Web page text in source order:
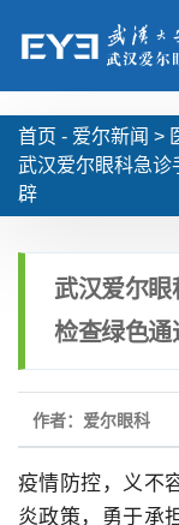
首页 - 爱尔新闻 >
武汉爱尔眼科急诊
辟
武汉爱尔
检查绿色通
作者：爱尔眼科
疫情防控，义不
炎政策，勇于承